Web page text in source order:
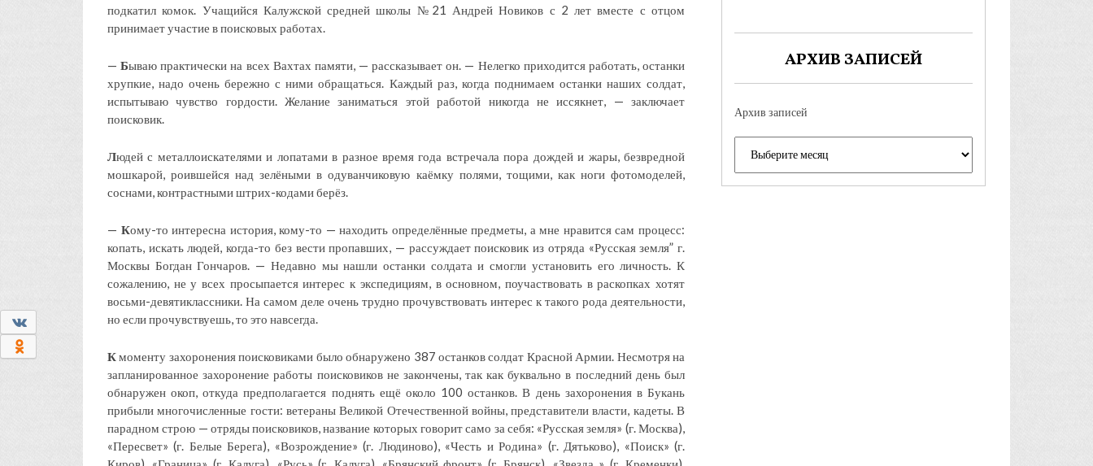
подкатил комок. Учащийся Калужской средней школы №21 Андрей Новиков с 2 лет вместе с отцом
принимает участие в поисковых работах.
—Бываю практически на всех Вахтах памяти, — рассказывает он. — Нелегко приходится работать, останки
хрупкие, надо очень бережно с ними обращаться. Каждый раз, когда поднимаем останки наших солдат,
испытываю чувство гордости. Желание заниматься этой работой никогда не иссякнет, — заключает
поисковик.
Людей с металлоискателями и лопатами в разное время года встречала пора дождей и жары, безвредной
мошкарой, роившейся над зелёными в одуванчиковую каёмку полями, тощими, как ноги фотомоделей,
соснами, контрастными штрих-кодами берёз.
— Кому-то интересна история, кому-то — находить определённые предметы, а мне нравится сам процесс:
копать, искать людей, когда-то без вести пропавших, — рассуждает поисковик из отряда «Русская земля” г.
Москвы Богдан Гончаров. — Недавно мы нашли останки солдата и смогли установить его личность. К
сожалению, не у всех просыпается интерес к экспедициям, в основном, поучаствовать в раскопках хотят
восьми-девятиклассники. На самом деле очень трудно прочувствовать интерес к такого рода деятельности,
но если прочувствуешь, то это навсегда.
Кмоменту захоронения поисковиками было обнаружено 387 останков солдат Красной Армии. Несмотря на
запланированное захоронение работы поисковиков не закончены, так как буквально в последний день был
обнаружен окоп, откуда предполагается поднять ещё около 100 останков. В день захоронения в Букань
прибыли многочисленные гости: ветераны Великой Отечественной войны, представители власти, кадеты. В
парадном строю — отряды поисковиков, название которых говорит само за себя: «Русская земля» (г. Москва),
«Пересвет» (г. Белые Берега), «Возрождение» (г. Людиново), «Честь и Родина» (г. Дятьково), «Поиск» (г.
АРХИВ ЗАПИСЕЙ
Архив записей